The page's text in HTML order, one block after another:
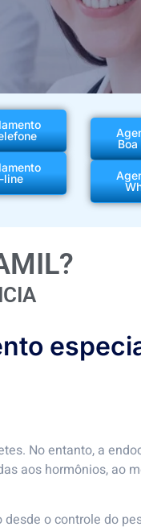
line
No entanto, a
aos hormônios, ao
o controle do